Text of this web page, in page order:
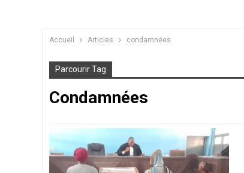
Accueil Articles condamnées
Parcourir Tag
Condamnées